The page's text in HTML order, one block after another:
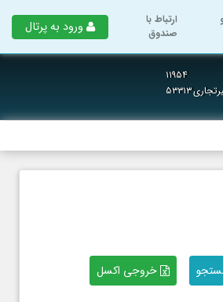
ارتباط با
صندوق
ورود به پرتال
۱۱۹۵۴
۵۳۳۱۳
خروجی اکسل